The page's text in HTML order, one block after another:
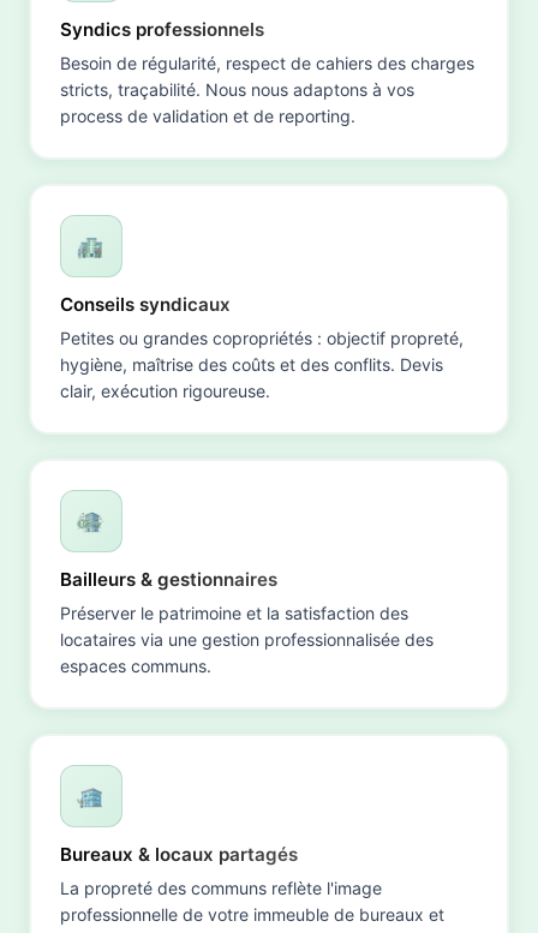
Syndics professionnels
Besoin de régularité, respect de cahiers des charges
stricts, traçabilité. Nous nous adaptons à vos
process de validation et de reporting.
Conseils syndicaux
Petites ou grandes copropriétés : objectif propreté,
hygiène, maîtrise des coûts et des conflits. Devis
clair, exécution rigoureuse.
Bailleurs & gestionnaires
Préserver le patrimoine et la satisfaction des
locataires via une gestion professionnalisée des
espaces communs.
Bureaux & locaux partagés
La propreté des communs reflète l'image
professionnelle de votre immeuble de bureaux et